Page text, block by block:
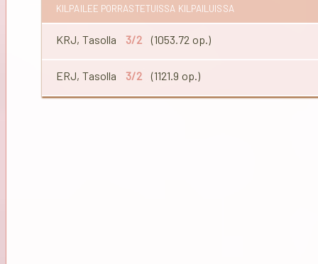
KILPAILEE PORRASTETUISSA KILPAILUISSA
KRJ, Tasolla 3/2 (1053.72 op.)
ERJ, Tasolla 3/2 (1121.9 op.)